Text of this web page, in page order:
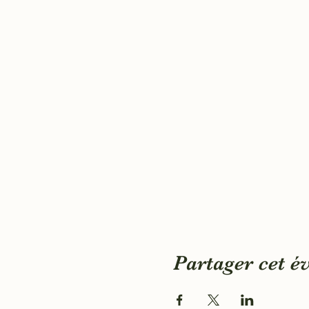
Partager cet